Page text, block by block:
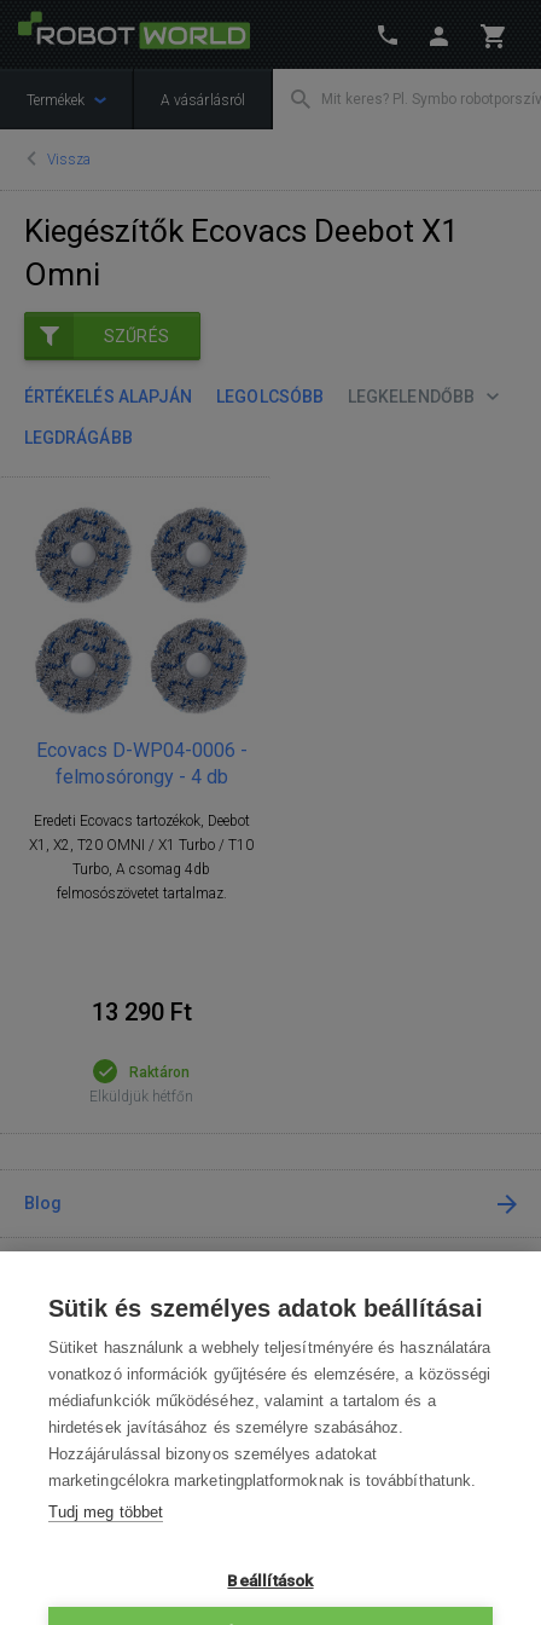
Termékek A vásárlásról
Vissza
Kiegészítők Ecovacs Deebot X1
Omni
SZŰRÉS
ÉRTÉKELÉS ALAPJÁN LEGOLCSÓBB LEGKELENDŐBB
LEGDRÁGÁBB
Ecovacs D-WP04-0006 -
felmosórongy - 4 db
Eredeti Ecovacs tartozékok, Deebot
X1, X2, T20 OMNI / X1 Turbo / T10
Turbo, A csomag 4db
felmosószövetet tartalmaz.
13 290 Ft
Raktáron
Elküldjük hétfőn
Blog
A vásárlásról
Kapcsolat
Lépjen kapcsolatba velünk
Hé-Pé 8:00—16:30
Sütik és személyes adatok beállításai
Sütiket használunk a webhely teljesítményére és használatára
vonatkozó információk gyűjtésére és elemzésére, a közösségi
médiafunkciók működéséhez, valamint a tartalom és a
hirdetések javításához és személyre szabásához.
Hozzájárulással bizonyos személyes adatokat
marketingcélokra marketingplatformoknak is továbbíthatunk.
Tudj meg többet
Beállítások